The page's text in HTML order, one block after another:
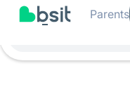
Parents